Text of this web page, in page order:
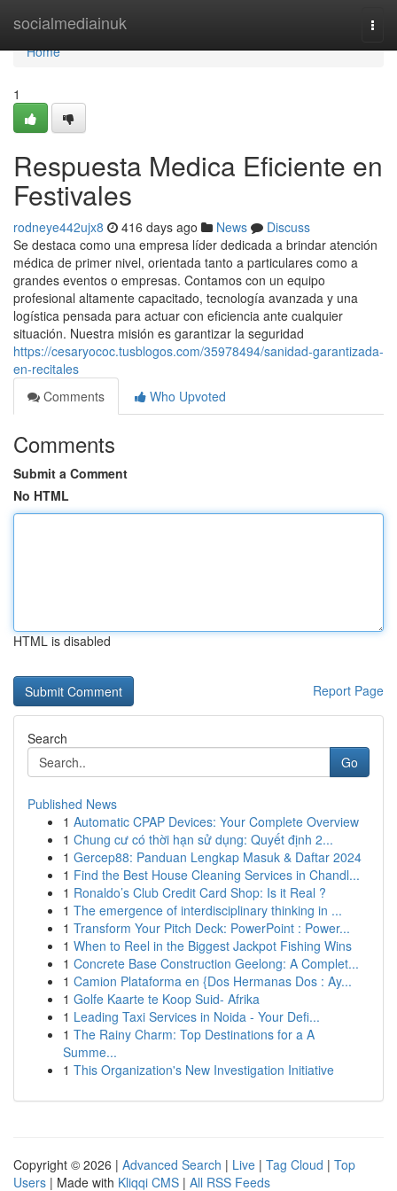
socialmediainuk
Home
Home
1
Respuesta Medica Eficiente en
Festivales
rodneye442ujx8 416 days ago News
Discuss
Se destaca como una empresa líder dedicada a brindar atención
médica de primer nivel, orientada tanto a particulares como a
grandes eventos o empresas. Contamos con un equipo
profesional altamente capacitado, tecnología avanzada y una
logística pensada para actuar con eficiencia ante cualquier
situación. Nuestra misión es garantizar la seguridad
https://cesaryococ.tusblogos.com/35978494/sanidad-garantizada-
en-recitales
Comments
Who Upvoted
Comments
Submit a Comment
No HTML
HTML is disabled
Report Page
Search
Go
Published News
1 Automatic CPAP Devices: Your Complete Overview
1 Chung cư có thời hạn sử dụng: Quyết định 2...
1 Gercep88: Panduan Lengkap Masuk & Daftar 2024
1 Find the Best House Cleaning Services in Chandl...
1 Ronaldo’s Club Credit Card Shop: Is it Real ?
1 The emergence of interdisciplinary thinking in ...
1 Transform Your Pitch Deck: PowerPoint : Power...
1 When to Reel in the Biggest Jackpot Fishing Wins
1 Concrete Base Construction Geelong: A Complet...
1 Camion Plataforma en {Dos Hermanas Dos : Ay...
1 Golfe Kaarte te Koop Suid- Afrika
1 Leading Taxi Services in Noida - Your Defi...
1 The Rainy Charm: Top Destinations for a A
Summe...
1 This Organization's New Investigation Initiative
Copyright © 2026 | Advanced Search | Live | Tag Cloud | Top
Users | Made with Kliqqi CMS | All RSS Feeds